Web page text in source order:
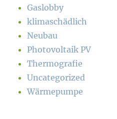
Gaslobby
klimaschädlich
Neubau
Photovoltaik PV
Thermografie
Uncategorized
Wärmepumpe